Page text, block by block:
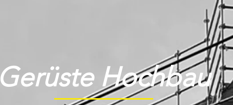
Gerüste Hochbau